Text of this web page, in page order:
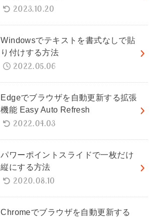
2023.10.20
Windowsでテキストを書式なしで貼
り付けする方法
2022.05.06
Edgeでブラウザを自動更新する拡張
機能 Easy Auto Refresh
2022.04.03
パワーポイントスライドで一枚だけ
縦にする方法
2020.08.10
Chromeでブラウザを自動更新する